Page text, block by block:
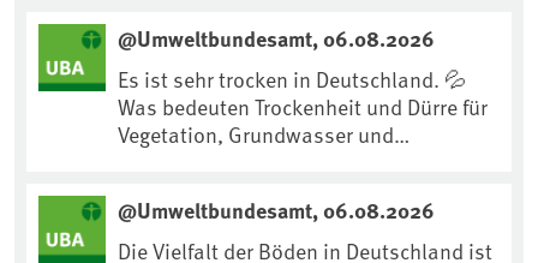
https://www.ardsounds.de/episode/urn
:ard:episode:0e7cf1c4b819c26d/
@Umweltbundesamt, 06.08.2026
Es ist sehr trocken in Deutschland. 💦
Was bedeuten Trockenheit und Dürre für
Vegetation, Grundwasser und
anpassen?🤔Antworten auf diese und
weitere Fragen auf unserer Webseite:
@Umweltbundesamt, 06.08.2026
Die Vielfalt der Böden in Deutschland ist